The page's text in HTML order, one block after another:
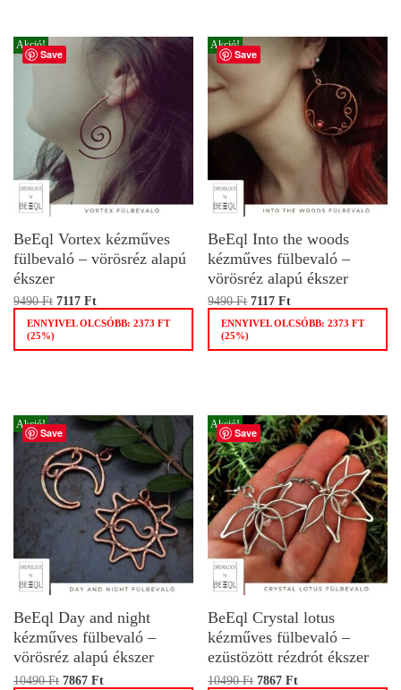
Save
Akció!
BeEql Vortex kézműves
fülbevaló – vörösréz alapú
ékszer
9490Ft 7117 Ft
ENNYIVEL OLCSÓBB: 2373 FT
(25%)
Save
Akció!
BeEql Into the woods
kézműves fülbevaló –
vörösréz alapú ékszer
9490Ft 7117Ft
ENNYIVEL OLCSÓBB:2373FT
(25%)
Save
Akció!
BeEql Day and night
kézműves fülbevaló –
vörösréz alapú ékszer
10490Ft 7867 Ft
Save
Akció!
BeEql Crystal lotus
kézműves fülbevaló –
ezüstözött rézdrót ékszer
10490Ft 7867Ft